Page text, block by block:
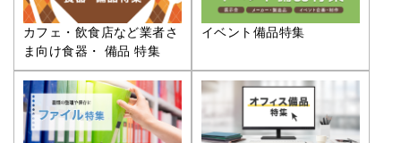
カフェ・飲食店など業者さ
ま向け食器・ 備品 特集
イベント備品特集